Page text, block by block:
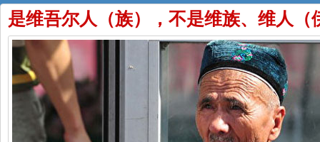
是维吾尔人（族），不是维族、维人（